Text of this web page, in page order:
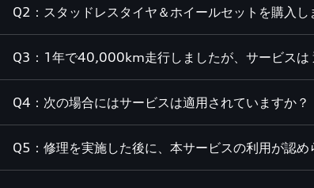
Q2：スタッドレスタイヤ＆ホイールセットを購入
Q3：1年で40,000km走行しましたが、サービスは
Q4：次の場合にはサービスは適用されていますか？
Q5：修理を実施した後に、本サービスの利用が認